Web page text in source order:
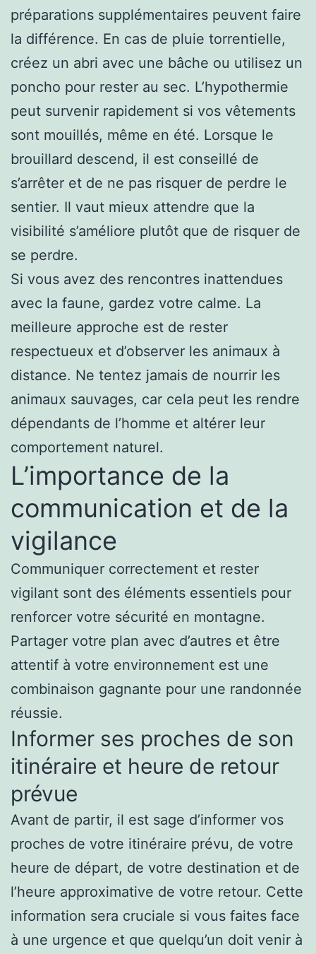
préparations supplémentaires peuvent faire
la différence. En cas de pluie torrentielle,
créez un abri avec une bâche ou utilisez un
poncho pour rester au sec. L’hypothermie
peut survenir rapidement si vos vêtements
sont mouillés, même en été. Lorsque le
brouillard descend, il est conseillé de
s’arrêter et de ne pas risquer de perdre le
sentier. Il vaut mieux attendre que la
visibilité s’améliore plutôt que de risquer de
se perdre.
Si vous avez des rencontres inattendues
avec la faune, gardez votre calme. La
meilleure approche est de rester
respectueux et d’observer les animaux à
distance. Ne tentez jamais de nourrir les
animaux sauvages, car cela peut les rendre
dépendants de l’homme et altérer leur
comportement naturel.
L’importance de la
communication et de la
vigilance
Communiquer correctement et rester
vigilant sont des éléments essentiels pour
renforcer votre sécurité en montagne.
Partager votre plan avec d’autres et être
attentif à votre environnement est une
combinaison gagnante pour une randonnée
réussie.
Informer ses proches de son
itinéraire et heure de retour
prévue
Avant de partir, il est sage d’informer vos
proches de votre itinéraire prévu, de votre
heure de départ, de votre destination et de
l’heure approximative de votre retour. Cette
information sera cruciale si vous faites face
à une urgence et que quelqu’un doit venir à